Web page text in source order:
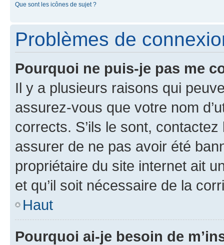
Que sont les icônes de sujet ?
Problèmes de
Pourquoi ne puis-je pas me
Il y a plusieurs raisons qui
assurez-vous que votre nom
corrects. S’ils le sont,
assurer de ne pas avoir été
propriétaire du site internet ait
et qu’il soit nécessaire de la
Haut
Pourquoi ai-je besoin de